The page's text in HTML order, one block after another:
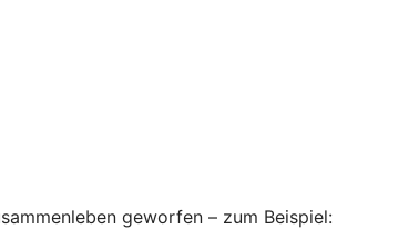
geworfen – zum Beispiel: